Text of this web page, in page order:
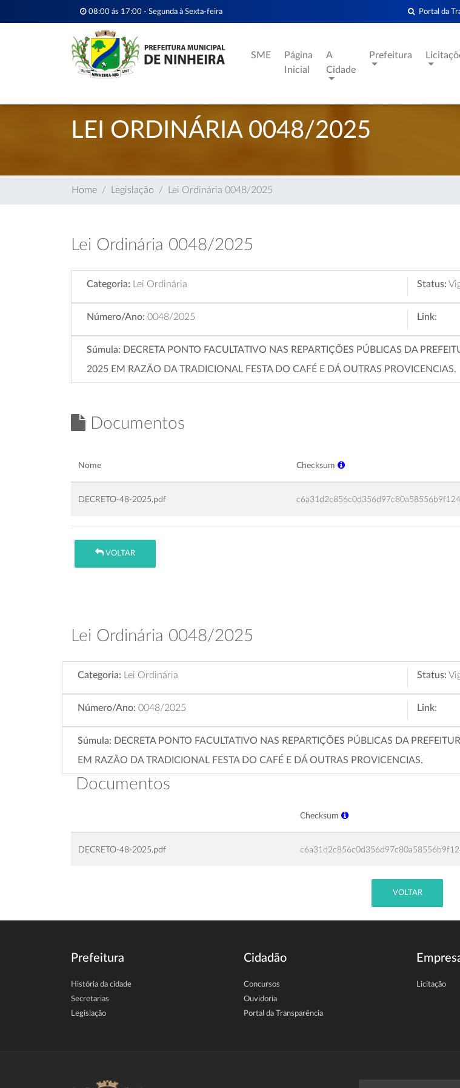
08:00 ás 17:00 - Segunda à Sexta-feira Portal da
SME
Página
Inicial
A
Cidade
Prefeitura
LEI ORDINÁRIA 0048/2025
Home Legislação Lei Ordinária 0048/2025
Lei Ordinária 0048/2025
Categoria: Lei Ordinária Status:
Número/Ano: 0048/2025 Link:
Súmula: DECRETA PONTO FACULTATIVO NAS REPARTIÇÕES PÚBLICAS DA
2025 EM RAZÃO DA TRADICIONAL FESTA DO CAFÉ E DÁ OUTRAS PROVICENCIAS.
Documentos
Nome Checksum
DECRETO-48-2025.pdf
VOLTAR
Lei Ordinária 0048/2025
Categoria: Lei Ordinária Status:
Número/Ano: 0048/2025 Link:
Súmula: DECRETA PONTO FACULTATIVO NAS REPARTIÇÕES PÚBLICAS DA
EM RAZÃO DA TRADICIONAL FESTA DO CAFÉ E DÁ OUTRAS PROVICENCIAS.
Documentos
Checksum
DECRETO-48-2025.pdf
VOLTAR
Prefeitura
História da cidade
Secretarias
Legislação
Cidadão
Concursos
Ouvidoria
Portal da Transparência
Licitação